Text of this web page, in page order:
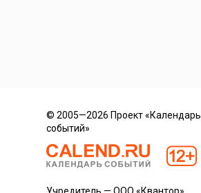
© 2005—2026 Проект «Календарь
событий»